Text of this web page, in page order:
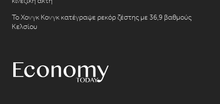
Το Χονγκ Κονγκ κατέγραψε ρεκόρ ζέστης με 36,9 βαθμούς
Κελσίου